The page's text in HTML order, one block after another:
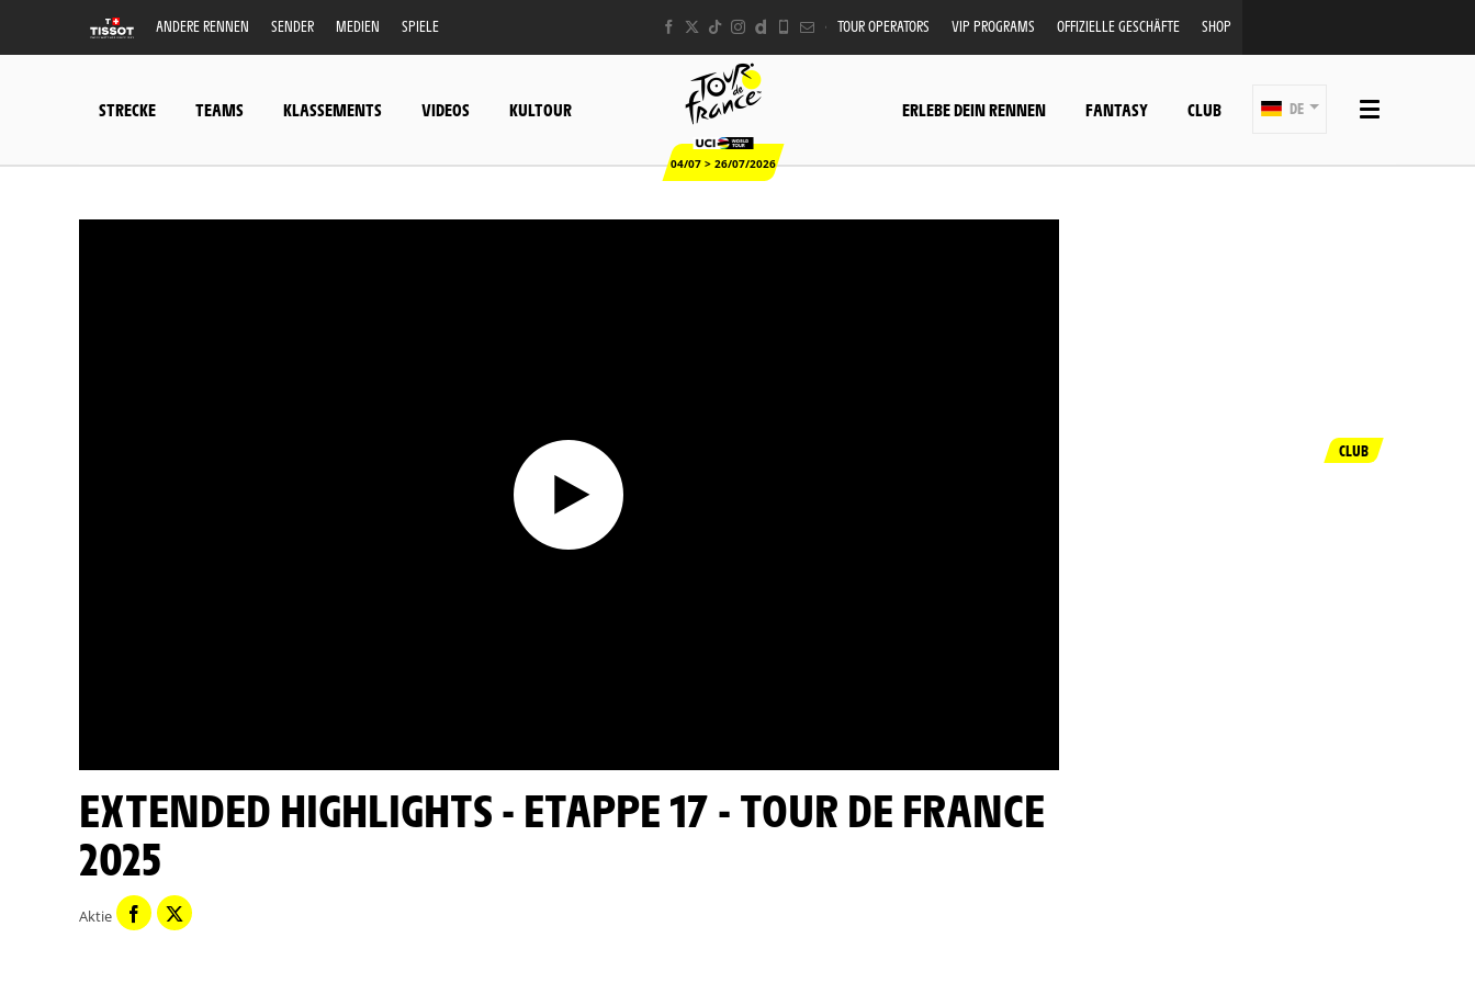
ANDERE RENNEN SENDER MEDIEN SPIELE TOUR OPERATORS VIP PROGRAMS OFFIZIELLE GESCHÄFTE SHOP
STRECKE TEAMS KLASSEMENTS VIDEOS KULTOUR
04/07 > 26/07/2026
ERLEBE DEIN RENNEN FANTASY CLUB DE
EXTENDED HIGHLIGHTS - ETAPPE 17 - TOUR DE FRANCE
2025
Aktie
CLUB